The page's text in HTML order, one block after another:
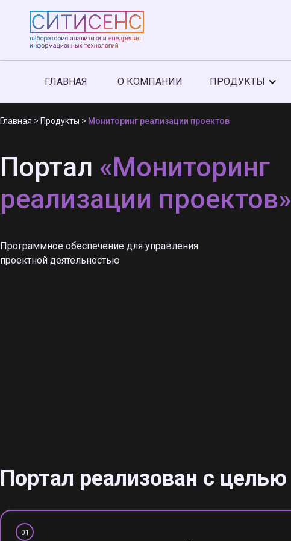
ГЛАВНАЯ О КОМПАНИИ ПРОДУКТЫ
Главная > Продукты > Мониторинг реализации проектов
Портал «Мониторинг
реализации проектов»
Программное обеспечение для управления
проектной деятельностью
Портал реализован с целью
01